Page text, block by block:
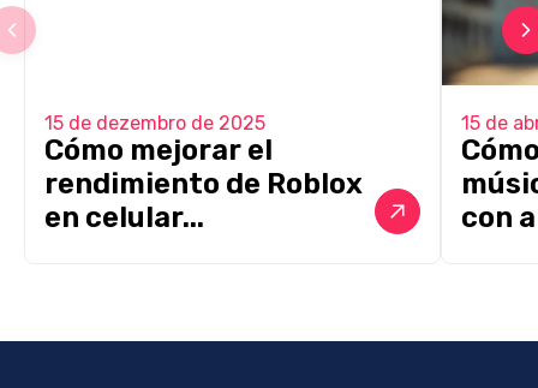
15 de dezembro de 2025
Cómo mejorar el
rendimiento de Roblox
en celular...
15 de
con